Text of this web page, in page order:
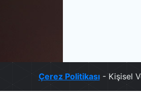
Çerez Politikası- Kişisel